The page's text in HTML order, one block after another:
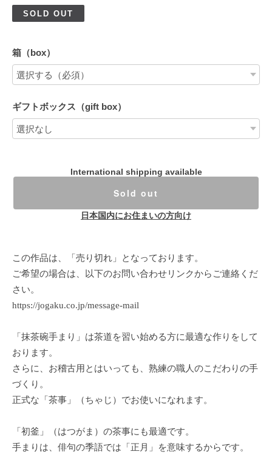
SOLD OUT
箱（box）
ギフトボックス（gift box）
International shipping available
Sold out
日本国内にお住まいの方向け
この作品は、「売り切れ」となっております。
ご希望の場合は、以下のお問い合わせリンクからご連絡くだ
さい。
https://jogaku.co.jp/message-mail
「抹茶碗手まり」は茶道を習い始める方に最適な作りをして
おります。
さらに、お稽古用とはいっても、熟練の職人のこだわりの手
づくり。
正式な「茶事」（ちゃじ）でお使いになれます。
「初釜」（はつがま）の茶事にも最適です。
手まりは、俳句の季語では「正月」を意味するからです。